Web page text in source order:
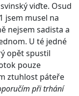
viďte. Osud
jsem musel na
nejsem sadista a
U té jedné
opět spustil
pouze
ztuhlost páteře
při trhání